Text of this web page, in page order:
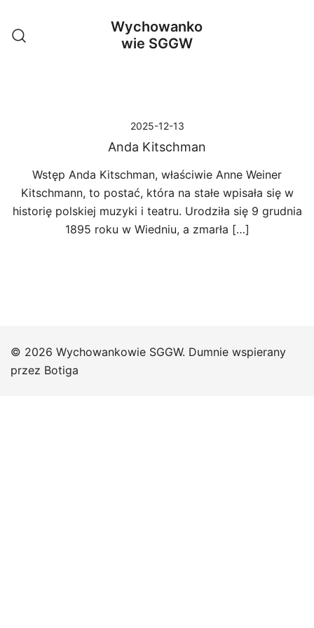
treści
Wychowanko
wie SGGW
2025-12-13
Anda Kitschman
Wstęp Anda Kitschman, właściwie Anne Weiner
Kitschmann, to postać, która na stałe wpisała się w
historię polskiej muzyki i teatru. Urodziła się 9 grudnia
1895 roku w Wiedniu, a zmarła […]
© 2026 Wychowankowie SGGW. Dumnie wspierany
przez Botiga